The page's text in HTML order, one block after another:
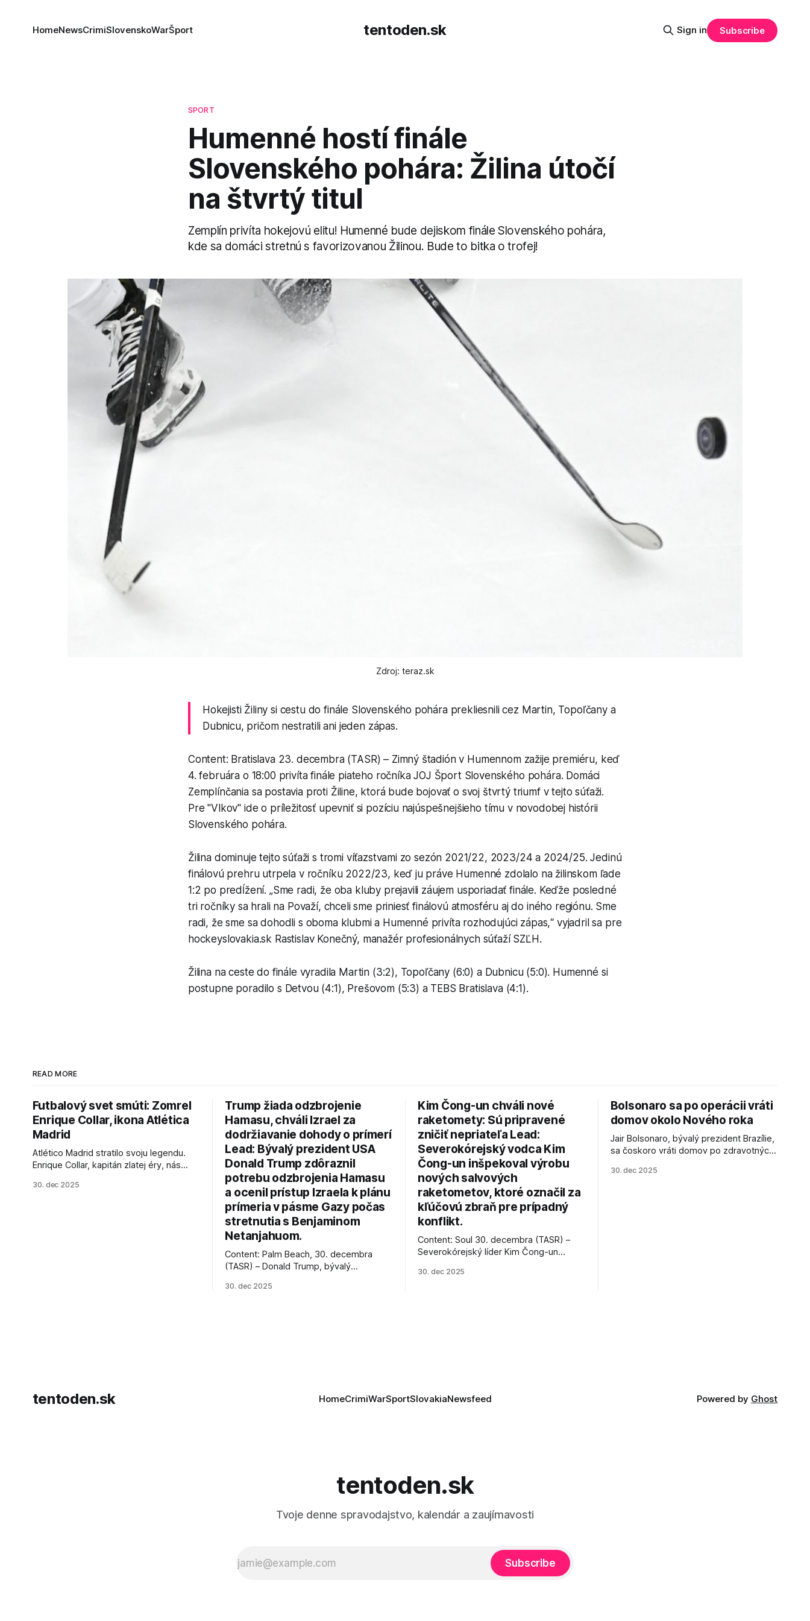
tentoden.sk
HomeNewsCrimiSlovenskoWarŠport Sign in Subscribe
SPORT
Humenné hostí finále
Slovenského pohára: Žilina útočí
na štvrtý titul
Zemplín privíta hokejovú elitu! Humenné bude dejiskom finále Slovenského pohára,
kde sa domáci stretnú s favorizovanou Žilinou. Bude to bitka o trofej!
Zdroj: teraz.sk
Hokejisti Žiliny si cestu do finále Slovenského pohára prekliesnili cez Martin, Topoľčany a
Dubnicu, pričom nestratili ani jeden zápas.
Content: Bratislava 23. decembra (TASR) – Zimný štadión v Humennom zažije premiéru, keď
4. februára o 18:00 privíta finále piateho ročníka JOJ Šport Slovenského pohára. Domáci
Zemplínčania sa postavia proti Žiline, ktorá bude bojovať o svoj štvrtý triumf v tejto súťaži.
Pre "Vlkov" ide o príležitosť upevniť si pozíciu najúspešnejšieho tímu v novodobej histórii
Slovenského pohára.
Žilina dominuje tejto súťaži s tromi víťazstvami zo sezón 2021/22, 2023/24 a 2024/25. Jedinú
finálovú prehru utrpela v ročníku 2022/23, keď ju práve Humenné zdolalo na žilinskom ľade
1:2 po predĺžení. „Sme radi, že oba kluby prejavili záujem usporiadať finále. Keďže posledné
tri ročníky sa hrali na Považí, chceli sme priniesť finálovú atmosféru aj do iného regiónu. Sme
radi, že sme sa dohodli s oboma klubmi a Humenné privíta rozhodujúci zápas,“ vyjadril sa pre
hockeyslovakia.sk Rastislav Konečný, manažér profesionálnych súťaží SZĽH.
Žilina na ceste do finále vyradila Martin (3:2), Topoľčany (6:0) a Dubnicu (5:0). Humenné si
postupne poradilo s Detvou (4:1), Prešovom (5:3) a TEBS Bratislava (4:1).
READ MORE
Futbalový svet smúti: Zomrel
Enrique Collar, ikona Atlética
Madrid
Atlético Madrid stratilo svoju legendu.
Enrique Collar, kapitán zlatej éry, nás
jeho úspechy a odkaz.
30. dec 2025
Trump žiada odzbrojenie
Hamasu, chváli Izrael za
dodržiavanie dohody o prímerí
Lead: Bývalý prezident USA
Donald Trump zdôraznil
potrebu odzbrojenia Hamasu
a ocenil prístup Izraela k plánu
prímeria v pásme Gazy počas
stretnutia s Benjaminom
Netanjahuom.
Content: Palm Beach, 30. decembra
(TASR) – Donald Trump, bývalý
vyhlásil, že odzbrojenie palestínskeho
30. dec 2025
Kim Čong-un chváli nové
raketomety: Sú pripravené
zničiť nepriateľa Lead:
Severokórejský vodca Kim
Čong-un inšpekoval výrobu
nových salvových
raketometov, ktoré označil za
kľúčovú zbraň pre prípadný
konflikt.
Content: Soul 30. decembra (TASR) –
Severokórejský líder Kim Čong-un
najnovšie salvové raketomety a nešetril
30. dec 2025
Bolsonaro sa po operácii vráti
domov okolo Nového roka
Jair Bolsonaro, bývalý prezident Brazílie,
sa čoskoro vráti domov po zdravotných
30. dec 2025
tentoden.sk HomeCrimiWarSportSlovakiaNewsfeed Powered by Ghost
tentoden.sk
Tvoje denne spravodajstvo, kalendár a zaujímavosti
Subscribe